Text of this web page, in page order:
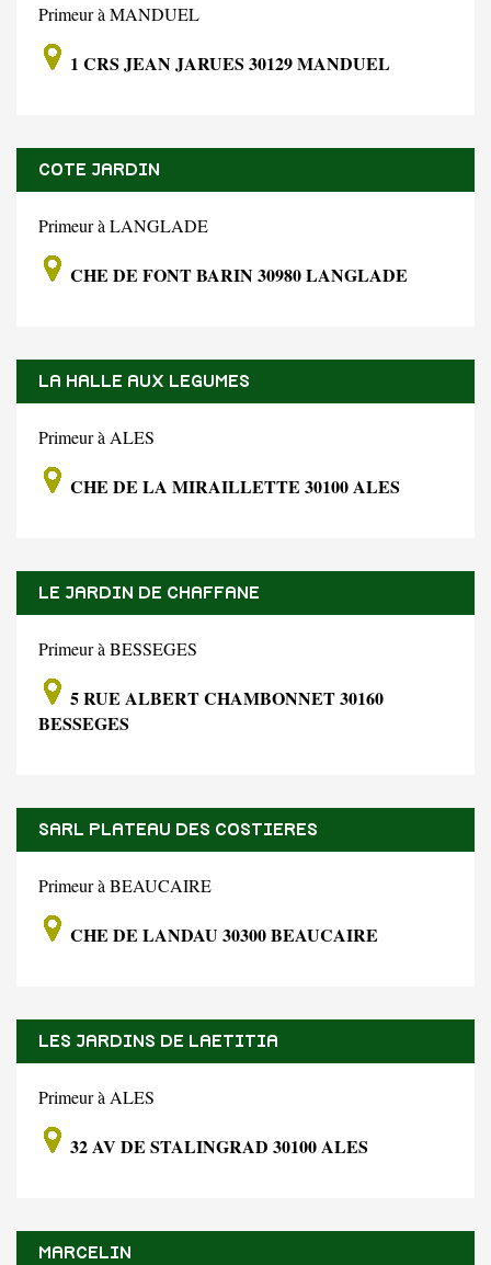
Primeur à MANDUEL
1 CRS JEAN JARUES 30129 MANDUEL
COTE JARDIN
Primeur à LANGLADE
CHE DE FONT BARIN 30980 LANGLADE
LA HALLE AUX LEGUMES
Primeur à ALES
CHE DE LA MIRAILLETTE 30100 ALES
LE JARDIN DE CHAFFANE
Primeur à BESSEGES
5 RUE ALBERT CHAMBONNET 30160
BESSEGES
SARL PLATEAU DES COSTIERES
Primeur à BEAUCAIRE
CHE DE LANDAU 30300 BEAUCAIRE
LES JARDINS DE LAETITIA
Primeur à ALES
32 AV DE STALINGRAD 30100 ALES
MARCELIN